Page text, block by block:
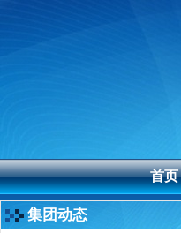
首页
集团动态